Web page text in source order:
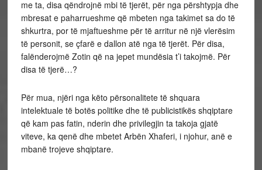
me ta, disa qëndrojnë mbi të tjerët, për nga përshtypja dhe
mbresat e paharrueshme që mbeten nga takimet sa do të
shkurtra, por të mjaftueshme për të arritur në një vlerësim
të personit, se çfarë e dallon atë nga të tjerët. Për disa,
falënderojmë Zotin që na jepet mundësia t’i takojmë. Për
disa të tjerë…?
Për mua, njëri nga këto përsonalitete të shquara
intelektuale të botës politike dhe të publicistikës shqiptare
që kam pas fatin, nderin dhe privilegjin ta takoja gjatë
viteve, ka qenë dhe mbetet Arbën Xhaferi, i njohur, anë e
mbanë trojeve shqiptare.